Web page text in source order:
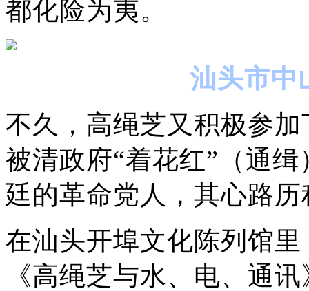
都化险为夷。
汕头市中
不久，高绳芝又积极参
被清政府“着花红”（通
廷的革命党人，其心路
在汕头开埠文化陈列馆
《高绳芝与水、电、通